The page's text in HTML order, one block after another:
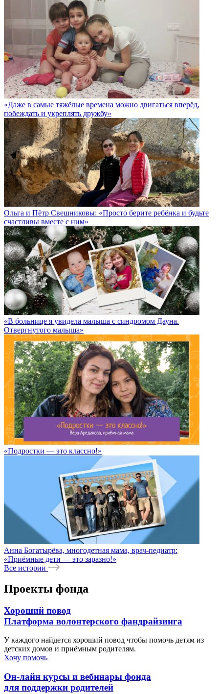
«Даже в самые тяжёлые времена можно двигаться вперёд,
побеждать и укреплять дружбу»
Ольга и Пётр Свешниковы: «Просто берите ребёнка и будьте
счастливы вместе с ним»
«В больнице я увидела малыша с синдромом Дауна.
Отвергнутого малыша»
«Подростки — это классно!»
Анна Богатырёва, многодетная мама, врач-педиатр:
«Приёмные дети — это заразно!»
Все истории
Проекты фонда
Хороший повод
Платформа волонтерского фандрайзинга
У каждого найдется хороший повод чтобы помочь детям из
детских домов и приёмным родителям.
Хочу помочь
Он-лайн курсы и вебинары фонда
для поддержки родителей